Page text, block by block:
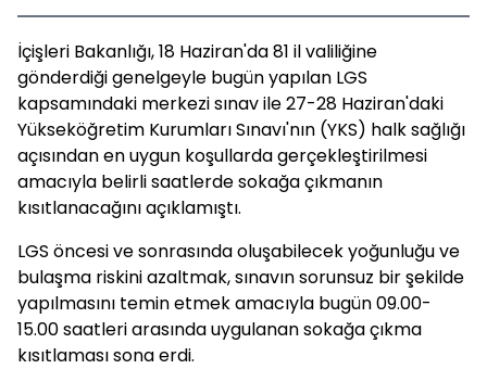
İçişleri Bakanlığı, 18 Haziran'da 81 il valiliğine
gönderdiği genelgeyle bugün yapılan LGS
kapsamındaki merkezi sınav ile 27-28 Haziran'daki
Yükseköğretim Kurumları Sınavı'nın (YKS) halk sağlığı
açısından en uygun koşullarda gerçekleştirilmesi
amacıyla belirli saatlerde sokağa çıkmanın
kısıtlanacağını açıklamıştı.
LGS öncesi ve sonrasında oluşabilecek yoğunluğu ve
bulaşma riskini azaltmak, sınavın sorunsuz bir şekilde
yapılmasını temin etmek amacıyla bugün 09.00-
15.00 saatleri arasında uygulanan sokağa çıkma
kısıtlaması sona erdi.